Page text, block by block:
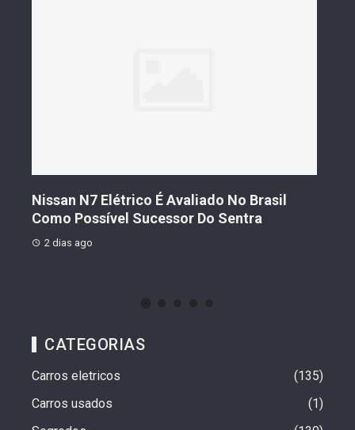
Geely Celebra Um Ano No Brasil Com
Vendas Que Ultrapassam 25 Mil Veículos
2 dias ago
CATEGORIAS
Carros eletricos
135
Carros usados
1